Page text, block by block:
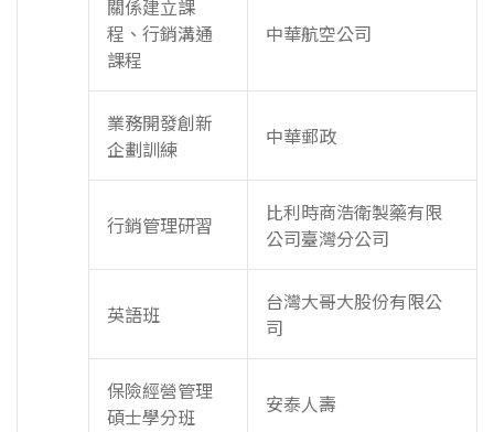
關係建立課
程、行銷溝通
課程
中華航空公司
業務開發創新
企劃訓練
中華郵政
行銷管理研習
比利時商浩衛製藥有限
公司臺灣分公司
英語班
台灣大哥大股份有限公
司
保險經營管理
碩士學分班
安泰人壽